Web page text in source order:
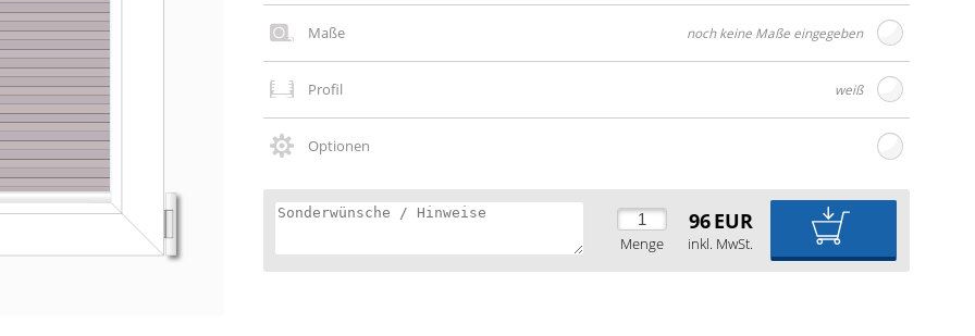
Maße noch keine Maße eingegeben
Profil weiß
Optionen
Menge
96EUR
inkl. MwSt.